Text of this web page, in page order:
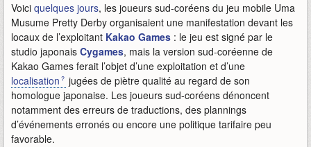
Voici quelques jours, les joueurs sud-coréens du jeu mobile Uma
Musume Pretty Derby organisaient une manifestation devant les
locaux de l’exploitant Kakao Games : le jeu est signé par le
studio japonais Cygames, mais la version sud-coréenne de
Kakao Games ferait l’objet d’une exploitation et d’une
localisation
jugées de piètre qualité au regard de son
homologue japonaise. Les joueurs sud-coréens dénoncent
notamment des erreurs de traductions, des plannings
d’événements erronés ou encore une politique tarifaire peu
favorable.